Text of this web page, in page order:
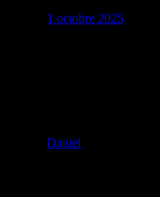
1 octobre 2025
Daniel